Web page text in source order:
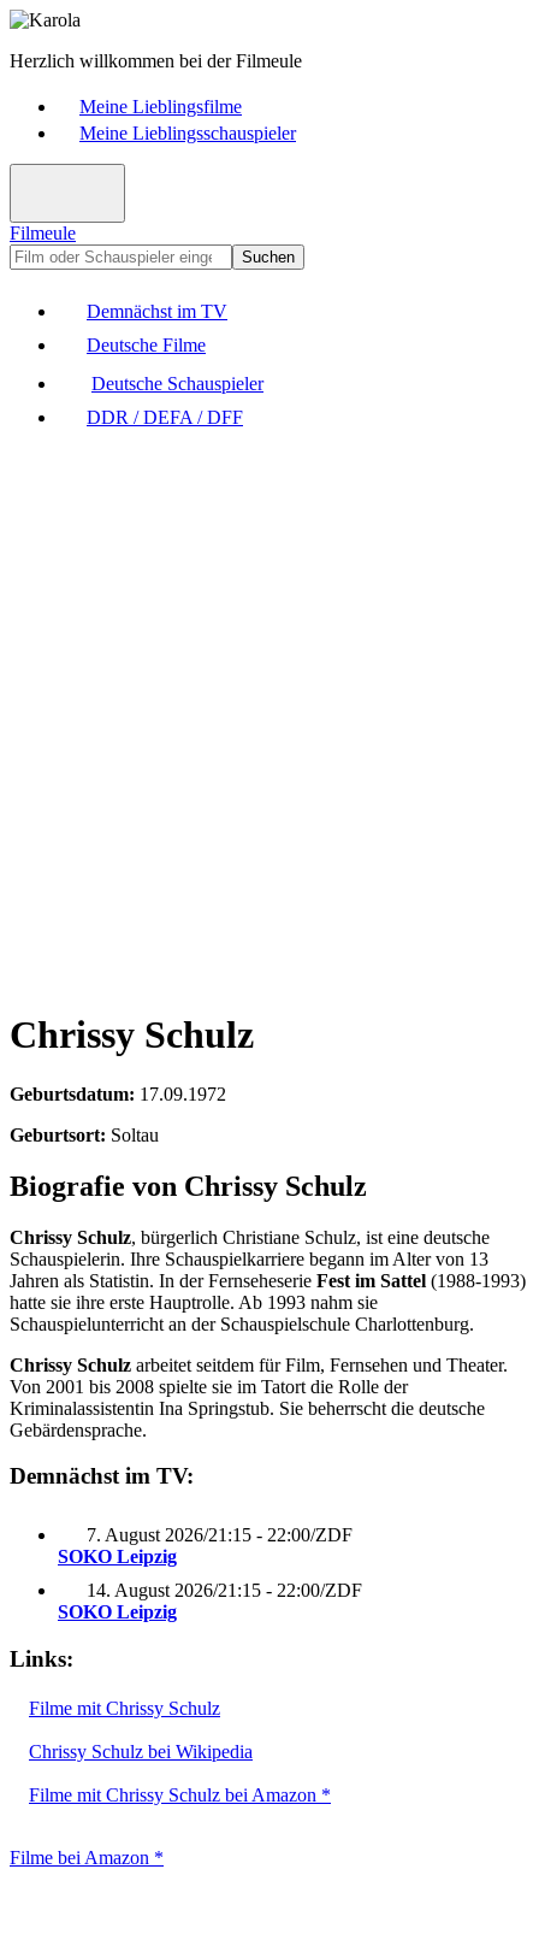
Herzlich willkommen bei der Filmeule
Meine Lieblingsfilme
Meine Lieblingsschauspieler
Filmeule
Suchen
Demnächst im TV
Deutsche Filme
Deutsche Schauspieler
DDR / DEFA / DFF
Chrissy Schulz
Geburtsdatum: 17.09.1972
Geburtsort: Soltau
Biografie von Chrissy Schulz
Chrissy Schulz, bürgerlich Christiane Schulz, ist eine deutsche
Schauspielerin. Ihre Schauspielkarriere begann im Alter von 13
Jahren als Statistin. In der Fernseheserie Fest im Sattel (1988-1993)
hatte sie ihre erste Hauptrolle. Ab 1993 nahm sie
Schauspielunterricht an der Schauspielschule Charlottenburg.
Chrissy Schulz arbeitet seitdem für Film, Fernsehen und Theater.
Von 2001 bis 2008 spielte sie im Tatort die Rolle der
Kriminalassistentin Ina Springstub. Sie beherrscht die deutsche
Gebärdensprache.
Demnächst im TV:
7. August 2026/21:15 - 22:00/ZDF
SOKO Leipzig
14. August 2026/21:15 - 22:00/ZDF
SOKO Leipzig
Links:
Filme mit Chrissy Schulz
Chrissy Schulz bei Wikipedia
Filme mit Chrissy Schulz bei Amazon *
Filme bei Amazon *